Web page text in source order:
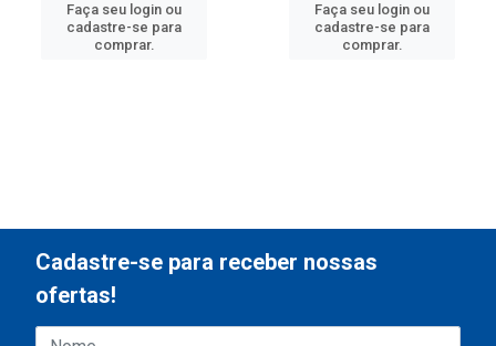
Faça seu login ou
cadastre-se para
comprar.
Faça seu login ou
cadastre-se para
comprar.
Cadastre-se para receber nossas
ofertas!